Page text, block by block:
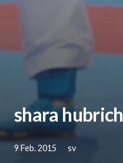
shara hubrich
9 Feb. 2015 sv